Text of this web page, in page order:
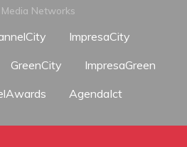
Media Networks
ImpresaCity
GreenCity
ImpresaGreen
AgendaIct